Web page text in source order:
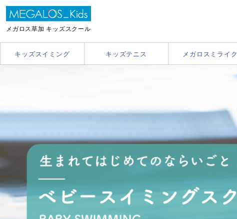
メガロス草加 キッズスクール
キッズスイミング キッズテニス メガロスミライク